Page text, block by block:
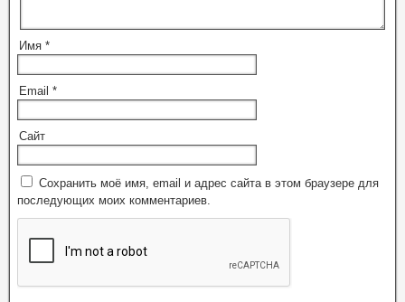
Имя *
Email *
Сайт
Сохранить моё имя, email и адрес сайта в этом браузере для
последующих моих комментариев.